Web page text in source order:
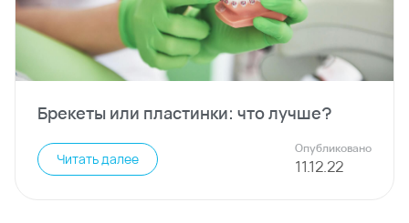
Брекеты или пластинки: что лучше?
Читать далее
Опубликовано
11.12.22